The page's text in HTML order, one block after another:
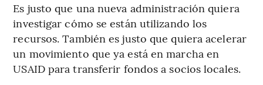
Es justo que una nueva administración quiera
investigar cómo se están utilizando los
recursos. También es justo que quiera acelerar
un movimiento que ya está en marcha en
USAID para transferir fondos a socios locales.